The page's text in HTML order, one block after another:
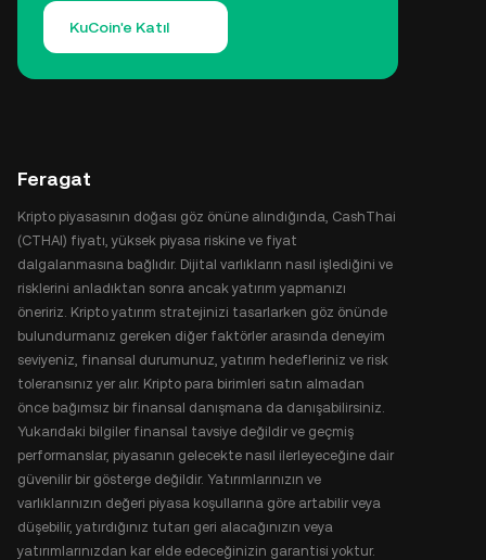
KuCoin'e Katıl
Feragat
Kripto piyasasının doğası göz önüne alındığında, CashThai
(CTHAI) fiyatı, yüksek piyasa riskine ve fiyat
dalgalanmasına bağlıdır. Dijital varlıkların nasıl işlediğini ve
risklerini anladıktan sonra ancak yatırım yapmanızı
öneririz. Kripto yatırım stratejinizi tasarlarken göz önünde
bulundurmanız gereken diğer faktörler arasında deneyim
seviyeniz, finansal durumunuz, yatırım hedefleriniz ve risk
toleransınız yer alır. Kripto para birimleri satın almadan
önce bağımsız bir finansal danışmana da danışabilirsiniz.
Yukarıdaki bilgiler finansal tavsiye değildir ve geçmiş
performanslar, piyasanın gelecekte nasıl ilerleyeceğine dair
güvenilir bir gösterge değildir. Yatırımlarınızın ve
varlıklarınızın değeri piyasa koşullarına göre artabilir veya
düşebilir, yatırdığınız tutarı geri alacağınızın veya
yatırımlarınızdan kar elde edeceğinizin garantisi yoktur.